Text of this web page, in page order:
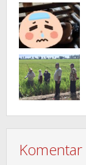
Komentar